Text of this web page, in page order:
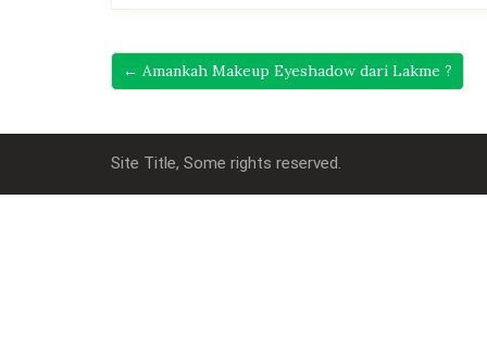
← Amankah Makeup Eyeshadow dari Lakme ?
Site Title, Some rights reserved.